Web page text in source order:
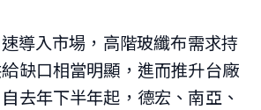
導入市場，高階玻纖布需求持
缺口相當明顯，進而推升台廠
去年下半年起，德宏、南亞、